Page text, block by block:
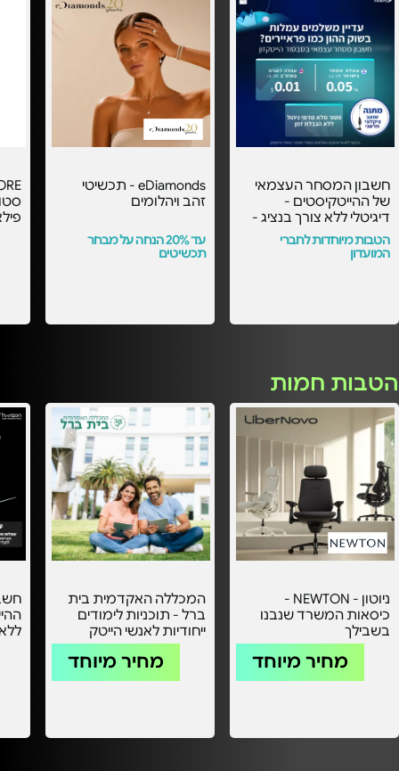
חשבון המסחר העצמאי
של ההייטקיסטים -
דיגיטלי ללא צורך בנציג -
עם העמלות הכי
משתלמות בסבסוד
הייטקזון! -
הטבות מיוחדות לחברי
המועדון
eDiamonds - תכשיטי
זהב ויהלומים
עד 20% הנחה על מבחר
תכשיטים
הטבות חמות
ניוטון - NEWTON -
כיסאות המשרד שנבנו
בשבילך
מחיר מיוחד
המכללה האקדמית בית
ברל - תוכניות לימודים
ייחודיות לאנשי הייטק
מחיר מיוחד